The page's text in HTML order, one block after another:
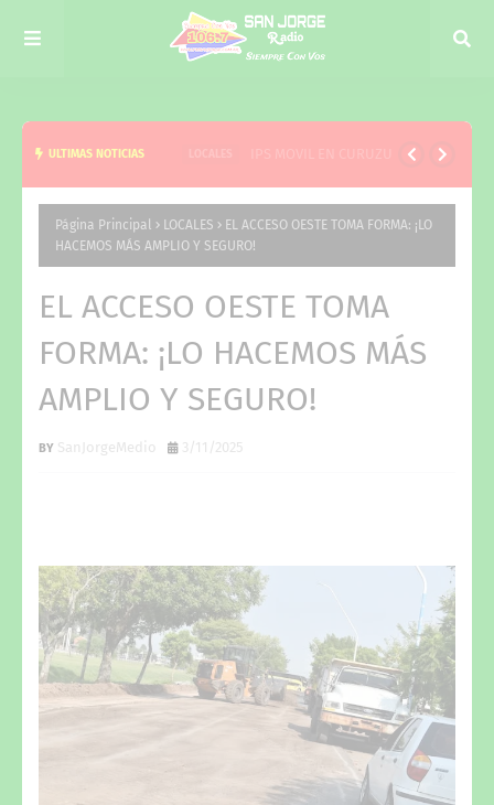
ULTIMAS NOTICIAS
Página Principal LOCALES
EL ACCESO OESTE TOMA FORMA: ¡LO
HACEMOS MÁS AMPLIO Y SEGURO!
EL ACCESO OESTE TOMA
FORMA: ¡LO HACEMOS MÁS
AMPLIO Y SEGURO!
SanJorgeMedio 3/11/2025